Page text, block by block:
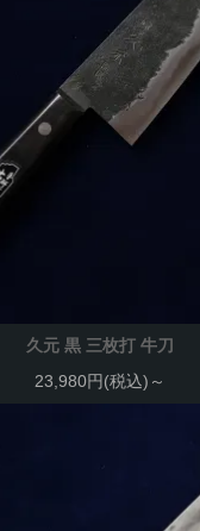
久元 黒 三枚打 牛刀
23,980円(税込)～